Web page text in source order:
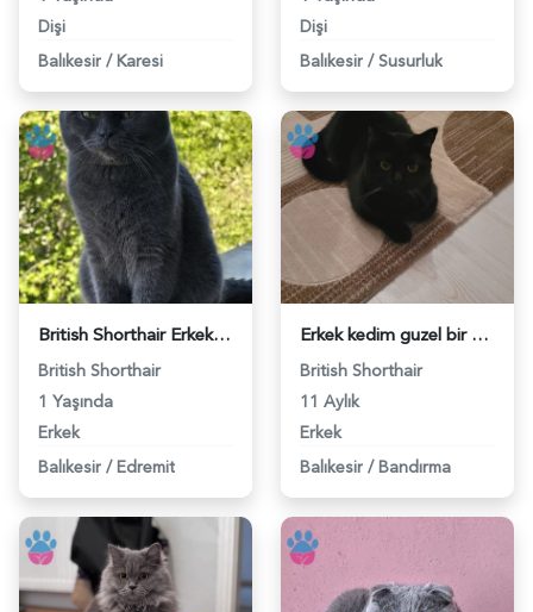
Dişi
Balıkesir / Karesi
Dişi
Balıkesir / Susurluk
British Shorthair Erkek Kızgınlıkta - 118983602
British Shorthair
1 Yaşında
Erkek
Balıkesir / Edremit
Erkek kedim guzel bir eş ariyorum - 118983082
British Shorthair
11 Aylık
Erkek
Balıkesir / Bandırma